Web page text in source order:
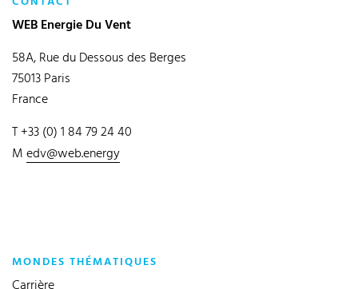
WEB Energie Du Vent
58A, Rue du Dessous des Berges
75013 Paris
France
T +33 (0) 1 84 79 24 40
Medv@web.energy
MONDES THÉMATIQUES